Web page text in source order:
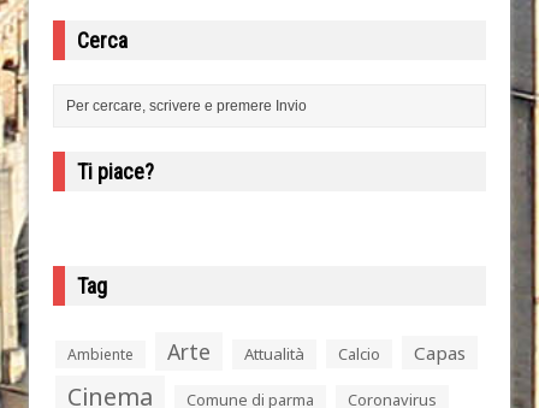
Cerca
Ti piace?
Tag
Ambiente Arte Attualità Calcio Capas
Cinema Comune di parma Coronavirus